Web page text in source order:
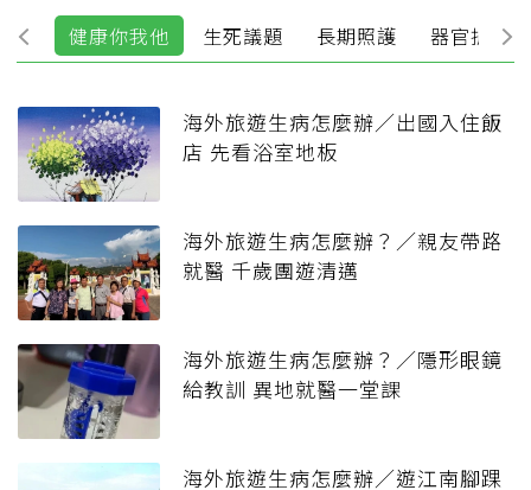
間 健康你我他 生死議題 長期照護 器官捐贈
海外旅遊生病怎麼辦／出國入住飯
店 先看浴室地板
海外旅遊生病怎麼辦？／親友帶路
就醫 千歲團遊清邁
海外旅遊生病怎麼辦？／隱形眼鏡
給教訓 異地就醫一堂課
海外旅遊生病怎麼辦／遊江南腳踝